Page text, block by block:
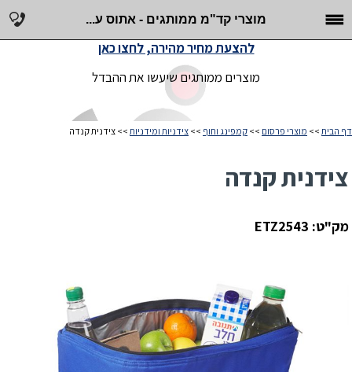
מוצרי קד"מ ממותגים - אתוס ע...
מוצרים ממותגים שיעשו את ההבדל
להצעת מחיר מהירה, לחצו כאן
דף הבית >> מוצרי פרסום >> קמפינג וחוף >> צידניות ומידניות >> צידנית קנדה
צידנית קנדה
מק"ט: ETZ2543